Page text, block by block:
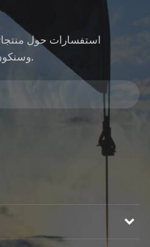
وسنكون على اتصال في غضون 24 ساعات.